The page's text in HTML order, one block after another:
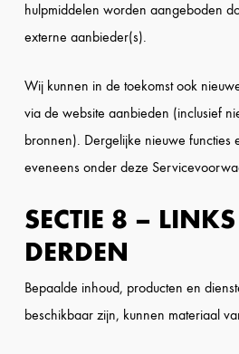
hulpmiddelen worden aangeboden
externe aanbieder(s).
Wij kunnen in de toekomst ook
via de website aanbieden (inclusief
bronnen). Dergelijke nieuwe functies
eveneens onder deze
SECTIE 8 –
DERDEN
Bepaalde inhoud, producten en
beschikbaar zijn, kunnen materiaal